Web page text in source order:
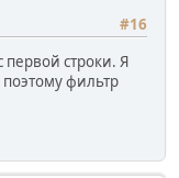
#16
первой строки. Я
поэтому фильтр